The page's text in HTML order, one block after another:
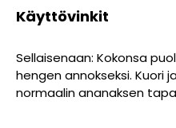
Käyttövinkit
Sellaisenaan: Kokonsa
hengen annokseksi. Kuori
normaalin ananaksen